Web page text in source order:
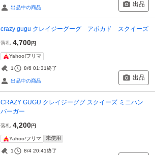
出品中の商品 出品
crazy gugu クレイジーグーグ アボカド スクイーズ
落札 4,700円
Yahoo!フリマ
1 8/6 01:31終了
出品中の商品 出品
CRAZY GUGU クレイジーググ スクイーズ ミニハン
バーガー
落札 4,200円
Yahoo!フリマ 未使用
1 8/4 20:41終了